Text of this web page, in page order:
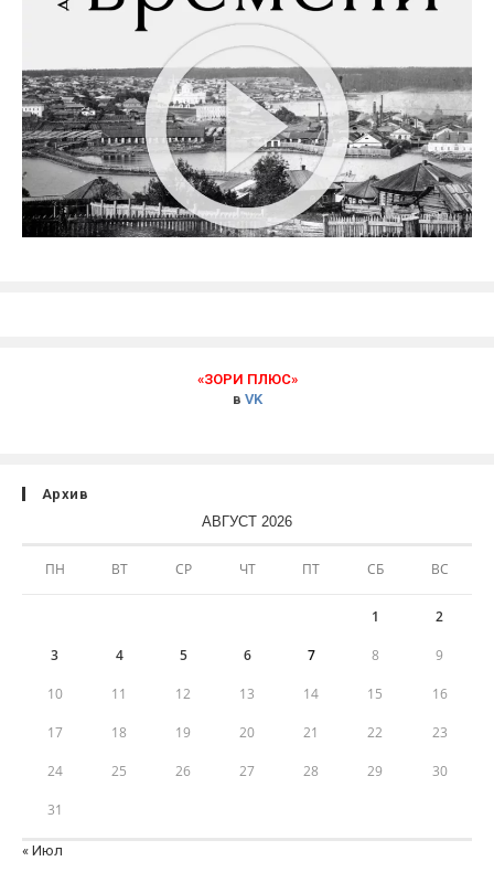
«ЗОРИ ПЛЮС»
в VK
Архив
АВГУСТ 2026
ПН ВТ СР ЧТ ПТ СБ ВС
1 2
3 4 5 6 7 8 9
10 11 12 13 14 15 16
17 18 19 20 21 22 23
24 25 26 27 28 29 30
31
« Июл